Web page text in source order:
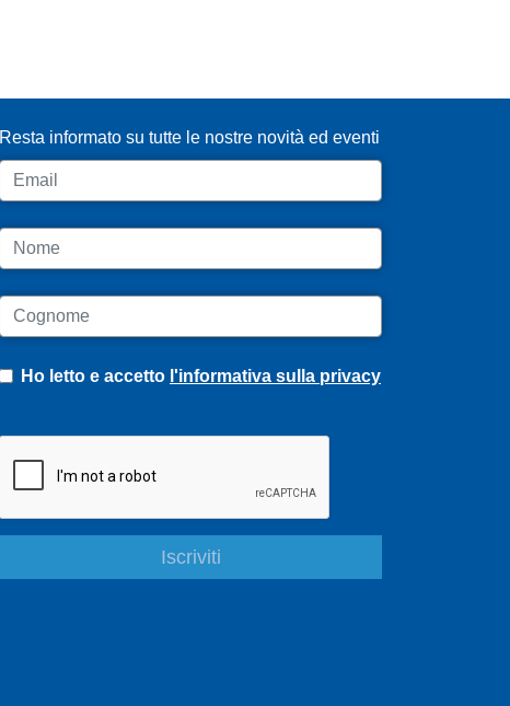
Resta informato su tutte le nostre novità ed eventi
Email
Nome
Cognome
Ho letto e accetto l'informativa sulla privacy